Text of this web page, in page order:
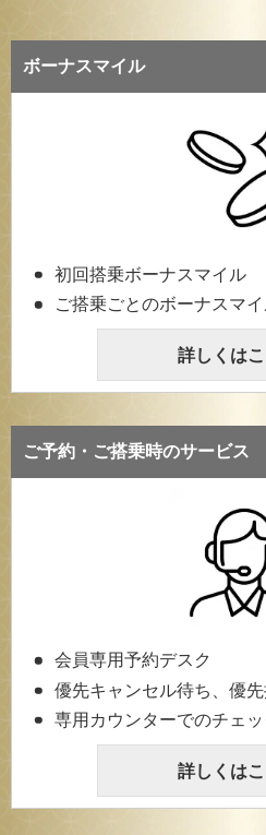
ボーナスマイル
初回搭乗ボーナスマイル
ご搭乗ごとのボーナスマ
詳しくは
ご予約・ご搭乗時のサービス
会員専用予約デスク
優先キャンセル待ち、優
専用カウンターでのチェ
詳しくは